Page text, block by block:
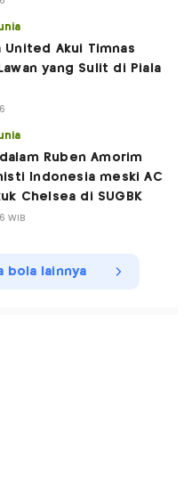
United Akui Timnas
yang Sulit di Piala
Ruben Amorim
Indonesia meski AC
Chelsea di SUGBK
WIB
bola lainnya